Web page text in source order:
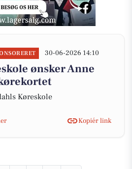
30-06-2026 14:10
ønsker Anne
Køreskole
Kopiér link